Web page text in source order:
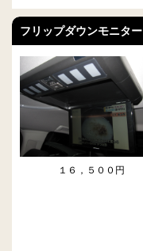
フリップダウンモニター
１６，５００円